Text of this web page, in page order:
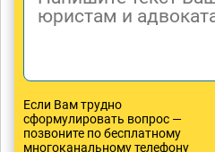
Если Вам трудно
сформулировать вопрос —
позвоните по бесплатному
многоканальному телефону